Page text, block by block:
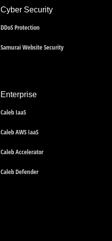
Cyber Security
DDoS Protection
Samurai Website Security
Enterprise
Caleb IaaS
Caleb AWS IaaS
Caleb Accelerator
Caleb Defender